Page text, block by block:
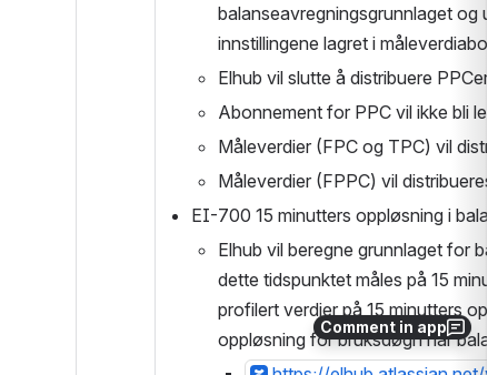
Comment in app
balanseavregningsgrunnlaget og
innstillingene lagret i
Elhub vil slutte å distribuere
Abonnement for PPC vil ikke bli
Måleverdier (FPC og TPC) vil
Måleverdier (FPPC) vil
EI-700 15 minutters oppløsning i
Elhub vil beregne grunnlaget for
dette tidspunktet måles på 15
profilert verdier på 15 minutters
oppløsning for bruksdøgn når